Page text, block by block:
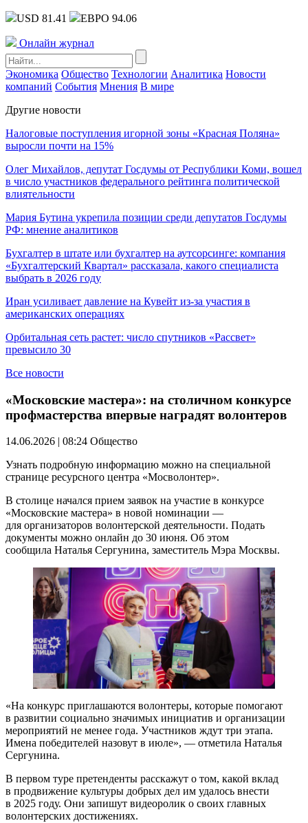
USD 81.41 ЕВРО 94.06
Онлайн журнал
Экономика Общество Технологии Аналитика Новости
компаний События Мнения В мире
Другие новости
Налоговые поступления игорной зоны «Красная Поляна»
выросли почти на 15%
Олег Михайлов, депутат Госдумы от Республики Коми, вошел
в число участников федерального рейтинга политической
влиятельности
Мария Бутина укрепила позиции среди депутатов Госдумы
РФ: мнение аналитиков
Бухгалтер в штате или бухгалтер на аутсорсинге: компания
«Бухгалтерский Квартал» рассказала, какого специалиста
выбрать в 2026 году
Иран усиливает давление на Кувейт из-за участия в
американских операциях
Орбитальная сеть растет: число спутников «Рассвет»
превысило 30
Все новости
«Московские мастера»: на столичном конкурсе
профмастерства впервые наградят волонтеров
14.06.2026 | 08:24 Общество
Узнать подробную информацию можно на специальной
странице ресурсного центра «Мосволонтер».
В столице начался прием заявок на участие в конкурсе
«Московские мастера» в новой номинации —
для организаторов волонтерской деятельности. Подать
документы можно онлайн до 30 июня. Об этом
сообщила Наталья Сергунина, заместитель Мэра Москвы.
«На конкурс приглашаются волонтеры, которые помогают
в развитии социально значимых инициатив и организации
мероприятий не менее года. Участников ждут три этапа.
Имена победителей назовут в июле», — отметила Наталья
Сергунина.
В первом туре претенденты расскажут о том, какой вклад
в продвижение культуры добрых дел им удалось внести
в 2025 году. Они запишут видеоролик о своих главных
волонтерских достижениях.